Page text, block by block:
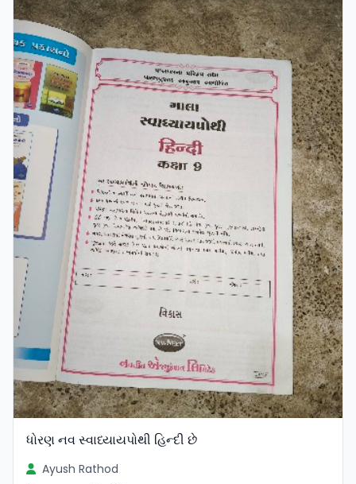
ધોરણ નવ સ્વાધ્યાયપોથી હિન્દી છે
Ayush Rathod